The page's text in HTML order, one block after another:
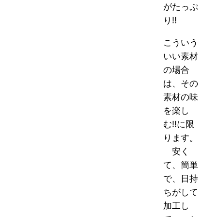
がたっぷ
り!!
こういう
いい素材
の場合
は、その
素材の味
を楽し
む!!に限
ります。
安く
て、簡単
で、日持
ちがして
加工し